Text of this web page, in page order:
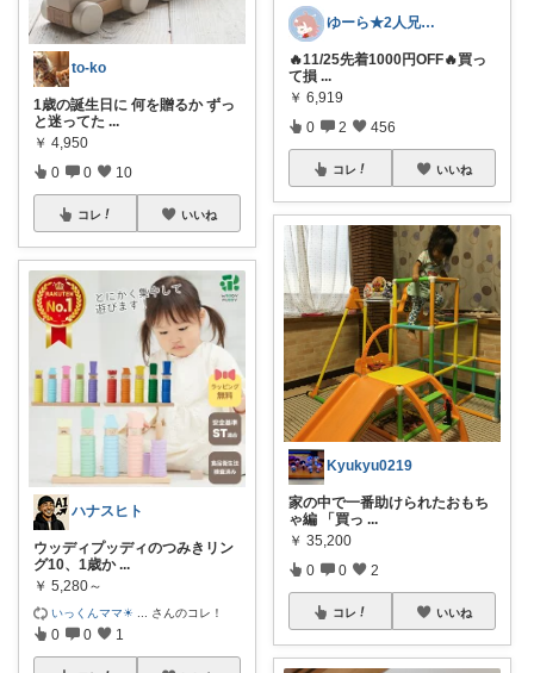
to-ko
1歳の誕生日に 何を贈るか ずっ
と迷ってた ...
￥ 4,950
0 0 10
コレ いいね
ハナスヒト
ウッディプッディのつみきリン
グ10、1歳か ...
￥ 5,280～
いっくんママ☀ さんのコレ！
0 0 1
ゆーら★2人兄弟ママ🐻正直レビュー
🔥11/25先着1000円OFF🔥買っ
て損 ...
￥ 6,919
0 2 456
コレ いいね
Kyukyu0219
家の中で一番助けられたおもち
ゃ編 「買っ ...
￥ 35,200
0 0 2
コレ いいね